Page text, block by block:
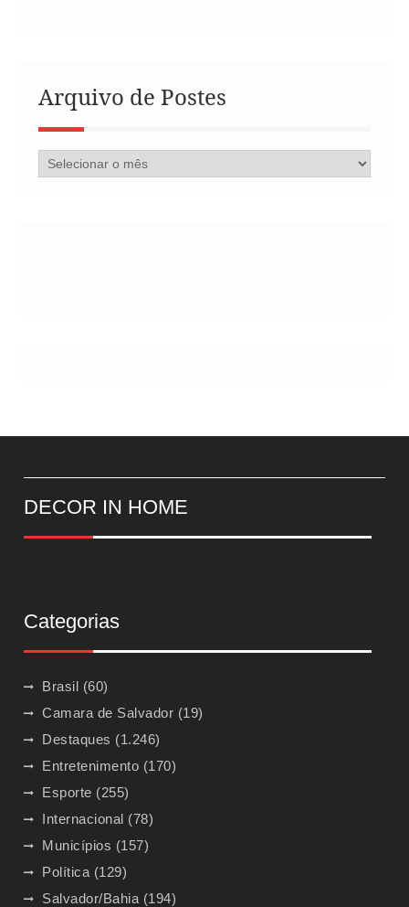
Arquivo de Postes
Arquivo
de
DECOR IN HOME
Categorias
Brasil (60)
Camara de Salvador (19)
Destaques (1.246)
Entretenimento (170)
Esporte (255)
Internacional (78)
Municípios (157)
Política (129)
Salvador/Bahia (194)